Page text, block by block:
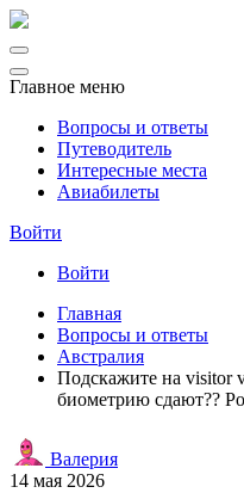
Главное меню
Вопросы и ответы
Путеводитель
Интересные места
Авиабилеты
Войти
Войти
Главная
Вопросы и ответы
Австралия
Подскажите на visitor
биометрию сдают??
Валерия
14 мая 2026